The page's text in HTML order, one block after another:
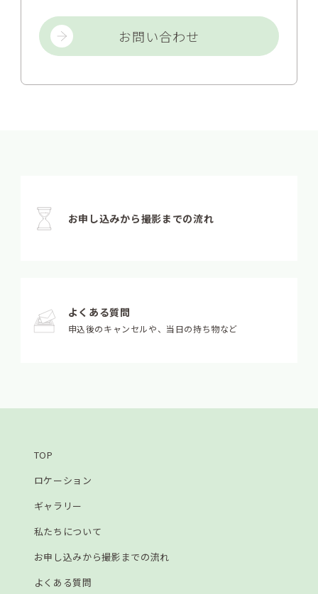
お問い合わせ
お申し込みから撮影までの流れ
よくある質問
申込後のキャンセルや、当日の持ち物など
TOP
ロケーション
ギャラリー
私たちについて
お申し込みから撮影までの流れ
よくある質問